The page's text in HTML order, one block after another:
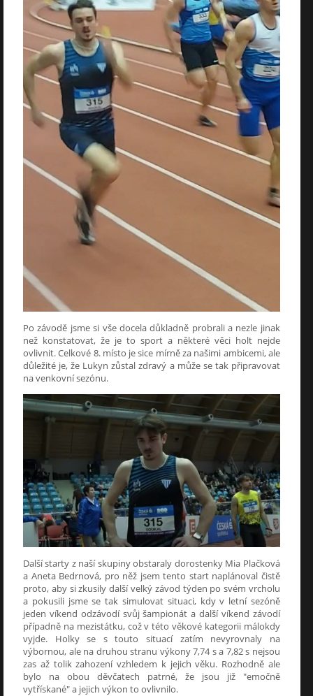
Po závodě jsme si vše docela důkladně probrali a nezle jinak
než konstatovat, že je to sport a některé věci holt nejde
ovlivnit. Celkové 8. místo je sice mírně za našimi ambicemi, ale
důležité je, že Lukyn zůstal zdravý a může se tak připravovat
na venkovní sezónu.
Další starty z naší skupiny obstaraly dorostenky Mia Plačková
a Aneta Bedrnová, pro něž jsem tento start naplánoval čistě
proto, aby si zkusily další velký závod týden po svém vrcholu
a pokusili jsme se tak simulovat situaci, kdy v letní sezóně
jeden víkend odzávodí svůj šampionát a další víkend závodí
případně na mezistátku, což v této věkové kategorii málokdy
vyjde. Holky se s touto situací zatím nevyrovnaly na
výbornou, ale na druhou stranu výkony 7,74 s a 7,82 s nejsou
zas až tolik zahození vzhledem k jejich věku. Rozhodně ale
bylo na obou děvčatech patrné, že jsou již "emočně
vytřískané" a jejich výkon to ovlivnilo.